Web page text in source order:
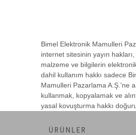
74HC73
DUAL JK FLIP FLOP +
74LS06
HEX INVERTER
Bimel Elektronik Mamulleri
internet sitesinin yayın
malzeme ve bilgilerin
dahil kullanım hakkı sadece
Mamulleri Pazarlama A.Ş.'ne
kullanmak, kopyalamak ve
yasal kovuşturma hakkı
ÜRÜNLER